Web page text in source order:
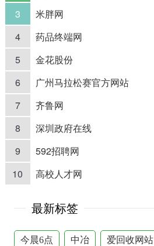
3
米胖网
4
药品终端网
5
金花股份
6
广州马拉松赛官方网站
7
齐鲁网
8
深圳政府在线
9
592招聘网
10
高校人才网
最新标签
今晨6点 中冶 爱回收网站